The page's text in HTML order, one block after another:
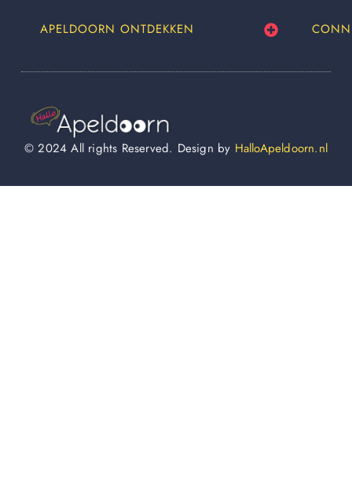
APELDOORN ONTDEKKEN
© 2024 All rights Reserved. Design by HalloApeldoorn.nl